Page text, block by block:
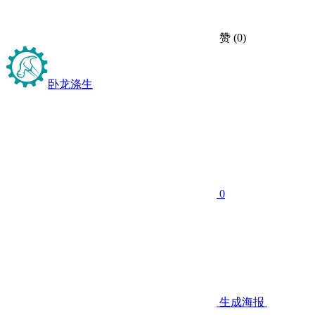
赞 (0)
卧龙涤生
0
生成海报